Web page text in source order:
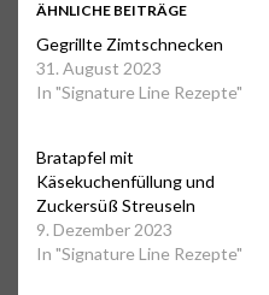
ÄHNLICHE BEITRÄGE
Gegrillte Zimtschnecken
31. August 2023
In "Signature Line Rezepte"
Bratapfel mit
Käsekuchenfüllung und
Zuckersüß Streuseln
9. Dezember 2023
In "Signature Line Rezepte"